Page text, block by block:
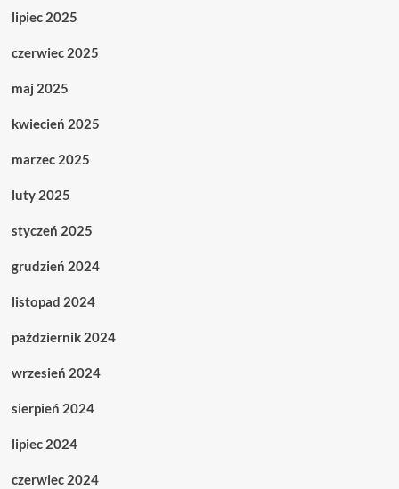
lipiec 2025
czerwiec 2025
maj 2025
kwiecień 2025
marzec 2025
luty 2025
styczeń 2025
grudzień 2024
listopad 2024
październik 2024
wrzesień 2024
sierpień 2024
lipiec 2024
czerwiec 2024